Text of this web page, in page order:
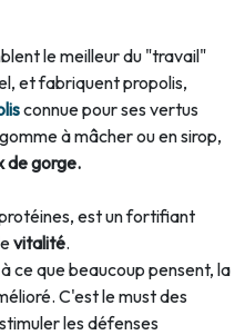
le meilleur du "travail"
et fabriquent propolis,
connue pour ses vertus
à mâcher ou en sirop,
de gorge.
est un fortifiant
vitalité.
ce que beaucoup pensent, la
C'est le must des
les défenses